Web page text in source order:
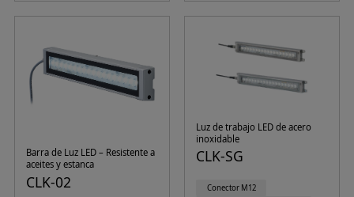
Barra de Luz LED – Resistente a
aceites y estanca
CLK-02
Luz de trabajo LED de acero
inoxidable
CLK-SG
Conector M12